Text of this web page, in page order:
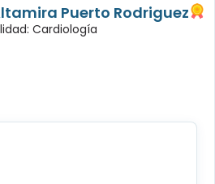
Puerto Rodriguez
Cardiología